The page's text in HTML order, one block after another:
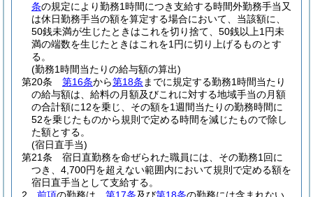
条の規定により勤務1時間につき支給する時間外勤務手当又
は休日勤務手当の額を算定する場合において、当該額に、
50銭未満が生じたときはこれを切り捨て、50銭以上1円未
満の端数を生じたときはこれを1円に切り上げるものとす
る。
(勤務1時間当たりの給与額の算出)
第20条
第16条から第18条 までに規定する勤務1時間当たり
の給与額は、給料の月額及びこれに対する地域手当の月額
の合計額に12を乗じ、その額を1週間当たりの勤務時間に
52を乗じたものから規則で定める時間を減じたもので除し
た額とする。
(宿日直手当)
第21条
宿日直勤務を命ぜられた職員には、その勤務1回に
つき、4,700円を超えない範囲内において規則で定める額を
宿日直手当として支給する。